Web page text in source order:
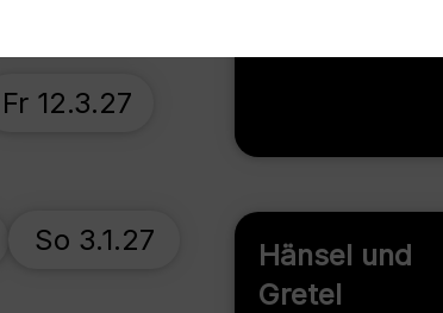
Fr 12.3.27
Hänsel und
Gretel
So 3.1.27